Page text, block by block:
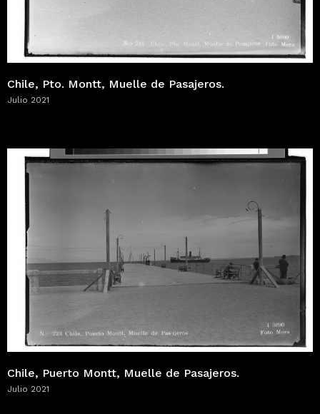
Chile, Pto. Montt, Muelle de Pasajeros.
Julio 2021
Chile, Puerto Montt, Muelle de Pasajeros.
Julio 2021